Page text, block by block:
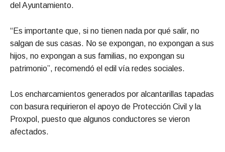
del Ayuntamiento.
“Es importante que, si no tienen nada por qué salir, no
salgan de sus casas. No se expongan, no expongan a sus
hijos, no expongan a sus familias, no expongan su
patrimonio”, recomendó el edil vía redes sociales.
Los encharcamientos generados por alcantarillas tapadas
con basura requirieron el apoyo de Protección Civil y la
Proxpol, puesto que algunos conductores se vieron
afectados.